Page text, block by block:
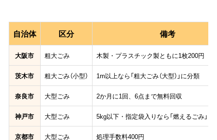
自治体 区分 備考
大阪市 粗大ごみ 木製・プラスチック製ともに1枚200円
茨木市 粗大ごみ（小型） 1m以上なら「粗大ごみ（大型）」に分類
奈良市 大型ごみ 2か月に1回、6点まで無料回収
神戸市 大型ごみ 5kg以下・指定袋入りなら「燃えるごみ」
京都市 大型ごみ 処理手数料400円